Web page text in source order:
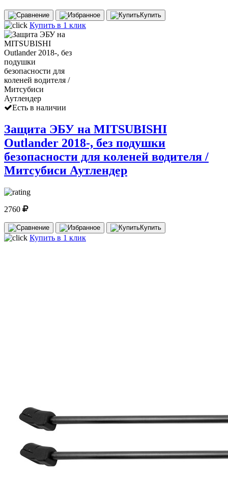
Купить
Купить в 1 клик
Есть в наличии
Защита ЭБУ на MITSUBISHI
Outlander 2018-, без подушки
безопасности для коленей водителя /
Митсубиси Аутлендер
2760
Купить
Купить в 1 клик